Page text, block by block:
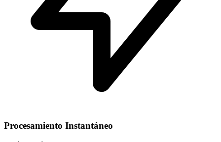
Procesamiento Instantáneo